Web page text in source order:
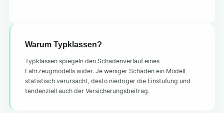
Warum Typklassen?
Typklassen spiegeln den Schadenverlauf eines
Fahrzeugmodells wider. Je weniger Schäden ein Modell
statistisch verursacht, desto niedriger die Einstufung und
tendenziell auch der Versicherungsbeitrag.